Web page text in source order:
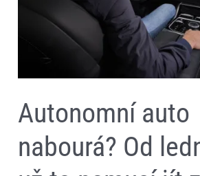
Autonomní auto
nabourá? Od
za
řidičem.
Ministerstvo
dopravy
řešení